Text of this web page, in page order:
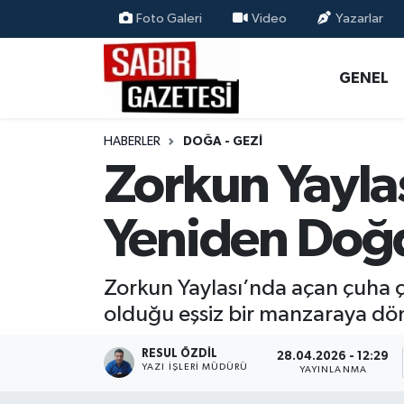
Foto Galeri Video Yazarlar
GENEL
HABERLER DOĞA - GEZI
Zorkun
Yeniden
Zorkun Yaylası’nda açan
olduğu eşsiz bir manzaraya
RESUL ÖZDIL
YAZI İŞLERI MÜDÜRÜ
28.04.2026 - 12:29
YAYINLANMA
ÖZEL HABER
MAGAZİN
RESMİ İLANLAR
Osmaniye Nöbetçi Eczaneler
Osmaniye Hava Durumu
Süper Lig Puan Durumu ve Fikstür
Tüm Manşetler
Son Dakika Haberleri
Haber Arşivi